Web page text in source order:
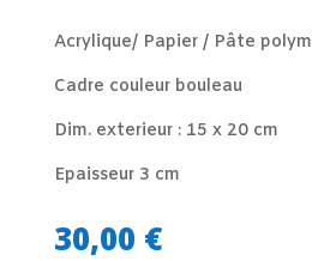
Acrylique/ Papier / Pâte
Cadre couleur bouleau
Dim. exterieur : 15 x 20 cm
Epaisseur 3 cm
30,00 €